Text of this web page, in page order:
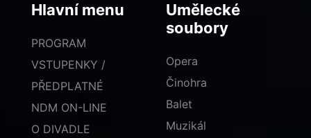
Hlavní menu
PROGRAM
VSTUPENKY /
PŘEDPLATNÉ
NDM ON-LINE
O DIVADLE
Umělecké
soubory
Opera
Činohra
Balet
Muzikál